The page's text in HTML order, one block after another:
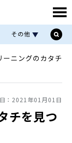
その他
ーニングのカタチ
： 2021年01月01日
チを見つ